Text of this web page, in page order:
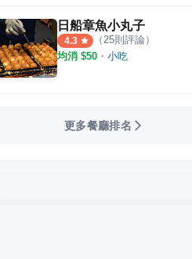
日船章魚小丸子
4.3 （25則評論）
均消 $50 ・ 小吃
更多餐廳排名